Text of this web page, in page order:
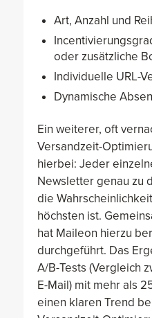
Art, Anzahl und
oder zusätzliche
Individuelle URL-
Dynamische
Ein weiterer, oft
Versandzeit-
hierbei: Jeder
Newsletter genau zu
die
höchsten ist.
hat Maileon hierzu
durchgeführt. Das
A/B-Tests (Vergleich
E-Mail) mit mehr als
einen klaren Trend